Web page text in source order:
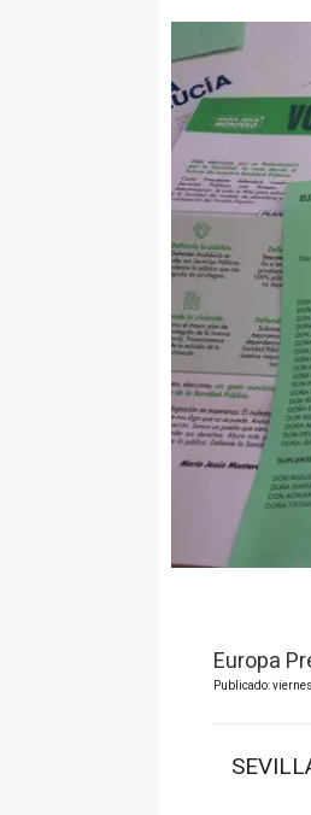
Europa
Publicado: